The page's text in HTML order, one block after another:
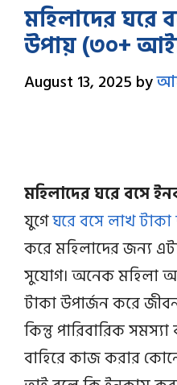
মহিলাদের ঘরে
উপায় (৩০+
August 13, 2025 by
মহিলাদের ঘরে বসে
যুগেঘরে বসে লাখ
করে মহিলাদের জন্য
সুযোগ। অনেক মহিলা
টাকা উপার্জন করে
কিন্তু পারিবারিক
বাহিরে কাজ করার